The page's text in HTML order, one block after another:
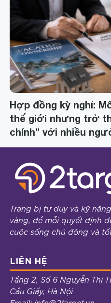
Hợp đồng kỳ nghỉ:
thế giới nhưng trở
chính” với nhiều
Trang bị tư duy và kỹ
vàng, để mỗi quyết định
cuộc sống chủ động và
LIÊN HỆ
Tầng 2, Số 6 Nguyễn Thị
Cầu Giấy, Hà Nội